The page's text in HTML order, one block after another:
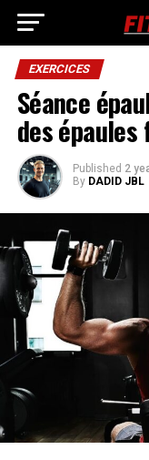
EXERCICES
Séance
des
Published 2
By DADID JBL